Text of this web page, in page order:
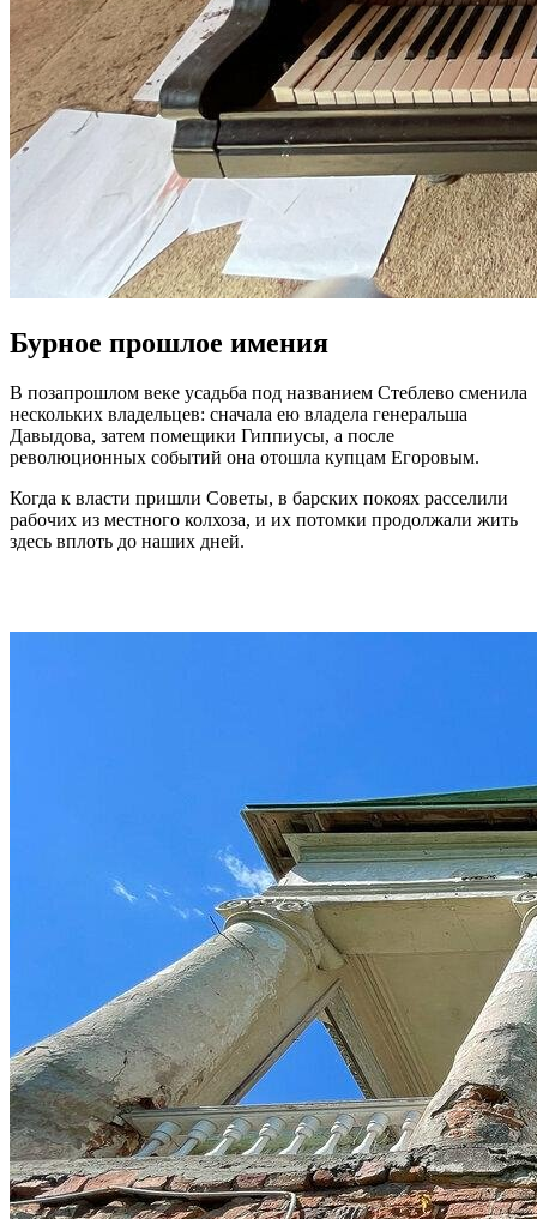
Бурное прошлое имения
В позапрошлом веке усадьба под названием Стеблево сменила
нескольких владельцев: сначала ею владела генеральша
Давыдова, затем помещики Гиппиусы, а после
революционных событий она отошла купцам Егоровым.
Когда к власти пришли Советы, в барских покоях расселили
рабочих из местного колхоза, и их потомки продолжали жить
здесь вплоть до наших дней.